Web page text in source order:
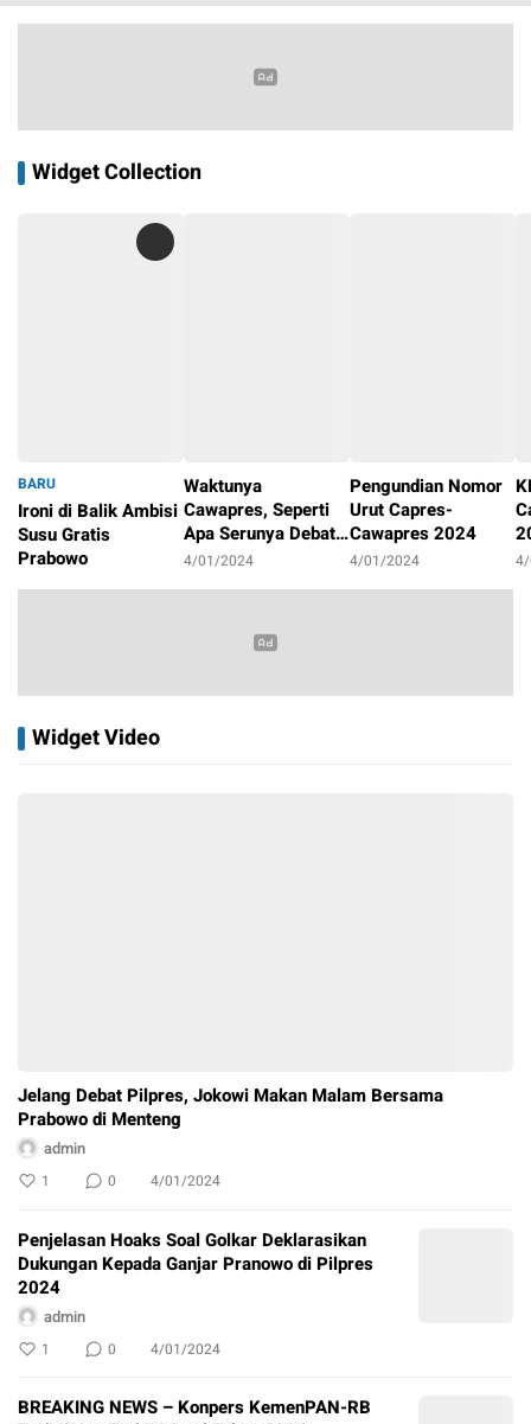
Widget Collection
BARU
Ironi di Balik Ambisi
Susu Gratis
Prabowo
4/01/2024
Waktunya
Cawapres, Seperti
Apa Serunya Debat
Pilpres 2024?
4/01/2024
Pengundian Nomor
Urut Capres-
Cawapres 2024
4/01/2024
Widget Video
Jelang Debat Pilpres, Jokowi Makan Malam Bersama
Prabowo di Menteng
admin
1 0 4/01/2024
Penjelasan Hoaks Soal Golkar Deklarasikan
Dukungan Kepada Ganjar Pranowo di Pilpres
2024
admin
1 0 4/01/2024
BREAKING NEWS – Konpers KemenPAN-RB